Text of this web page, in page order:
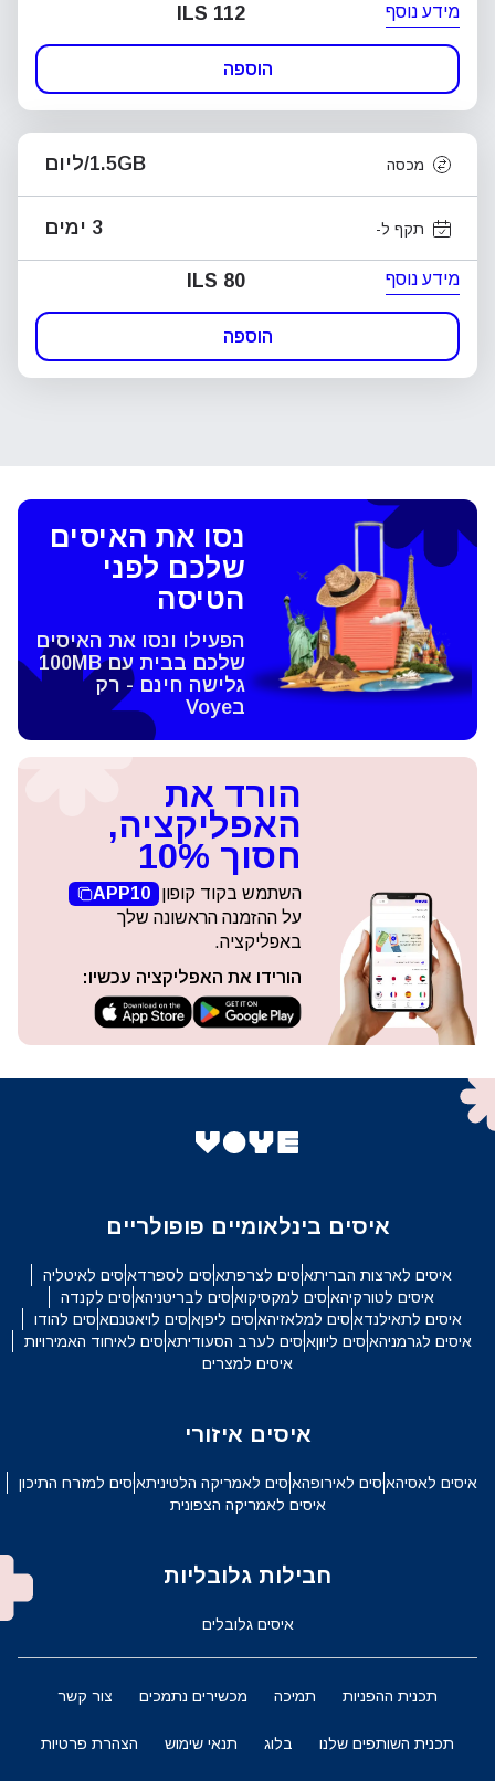
מידע נוסף ILS 112
הוספה
מכסה 1.5GB/ליום
תקף ל- 3 ימים
מידע נוסף ILS 80
הוספה
נסו את האיסים
שלכם לפני
הטיסה
הפעילו ונסו את האיסים
שלכם בבית עם 100MB
גלישה חינם - רק
בVoye
הורד את
האפליקציה,
חסוך 10%
השתמש בקוד קופון
APP10
על ההזמנה הראשונה שלך
באפליקציה.
הורידו את האפליקציה עכשיו:
איסים בינלאומיים פופולריים
איסים לארצות הבריתאיסים לצרפתאיסים לספרדאיסים לאיטליה
איסים לטורקיהאיסים למקסיקואיסים לבריטניהאיסים לקנדה
איסים לתאילנדאיסים למלאזיהאיסים ליפןאיסים לויאטנםאיסים להודו
איסים לגרמניהאיסים ליווןאיסים לערב הסעודיתאיסים לאיחוד האמירויות
איסים למצרים
איסים איזורי
איסים לאסיהאיסים לאירופהאיסים לאמריקה הלטיניתאיסים למזרח התיכון
איסים לאמריקה הצפונית
חבילות גלובליות
איסים גלובלים
תכנית ההפניות תמיכה מכשירים נתמכים צור קשר
תכנית השותפים שלנו בלוג תנאי שימוש הצהרת פרטיות